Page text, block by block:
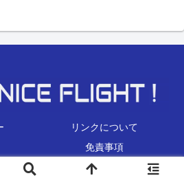
リンクについて
免責事項
NICE FLIGHT ! All Rights Reserved.